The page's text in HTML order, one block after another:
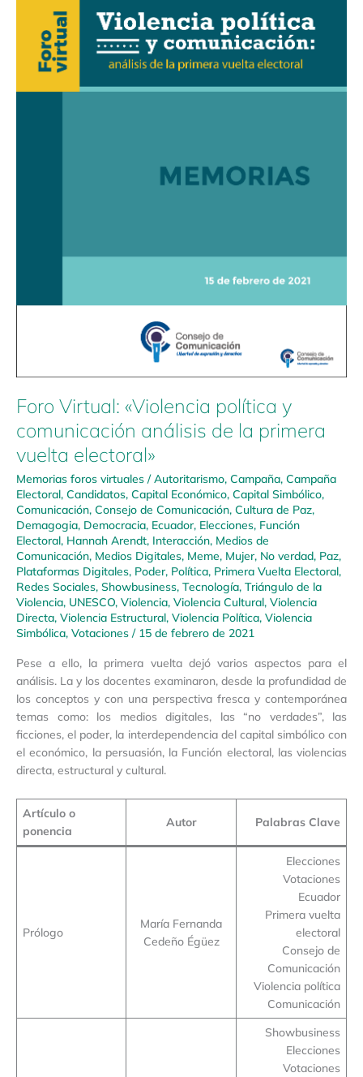
Foro Virtual: «Violencia política y
comunicación análisis de la primera
vuelta electoral»
Memorias foros virtuales /Autoritarismo, Campaña, Campaña
Electoral, Candidatos, Capital Económico, Capital Simbólico,
Comunicación, Consejo de Comunicación, Cultura de Paz,
Demagogia, Democracia, Ecuador, Elecciones, Función
Electoral, Hannah Arendt, Interacción, Medios de
Comunicación, Medios Digitales, Meme, Mujer, No verdad, Paz,
Plataformas Digitales, Poder, Política, Primera Vuelta Electoral,
Redes Sociales, Showbusiness, Tecnología, Triángulo de la
Violencia, UNESCO, Violencia, Violencia Cultural, Violencia
Directa, Violencia Estructural, Violencia Política, Violencia
Simbólica, Votaciones / 15 de febrero de 2021
Pese a ello, la primera vuelta dejó varios aspectos para el
análisis. La y los docentes examinaron, desde la profundidad de
los conceptos y con una perspectiva fresca y contemporánea
temas como: los medios digitales, las “no verdades”, las
ficciones, el poder, la interdependencia del capital simbólico con
el económico, la persuasión, la Función electoral, las violencias
directa, estructural y cultural.
Artículo o
ponencia
Autor Palabras Clave
Prólogo
María Fernanda
Cedeño Égüez
Elecciones
Votaciones
Ecuador
Primera vuelta
electoral
Consejo de
Comunicación
Violencia política
Comunicación
Showbusiness
Elecciones
Votaciones
vuelta